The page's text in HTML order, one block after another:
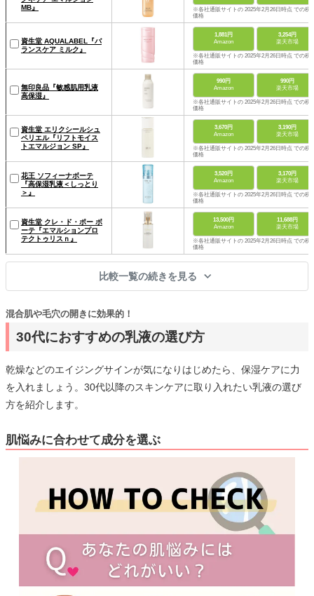
MB』
※各社通販サイトの 2025年2月26日時点 での税
価格
資生堂 AQUALABEL『バ
ランスケア ミルク』
1,881円
Amazon
3,254円
楽天市場
※各社通販サイトの 2025年2月26日時点 での税
価格
無印良品『敏感肌用乳液
高保湿』
990円
Amazon
990円
楽天市場
※各社通販サイトの 2025年2月26日時点 での税
価格
資生堂 エリクシールシュ
ペリエル『リフトモイス
トエマルジョン SP』
3,670円
Amazon
3,190円
楽天市場
※各社通販サイトの 2025年2月26日時点 での税
価格
花王 ソフィーナボーテ
『高保湿乳液＜しっとり
＞』
3,520円
Amazon
3,170円
楽天市場
※各社通販サイトの 2025年2月26日時点 での税
価格
資生堂 クレ・ド・ポー ボ
ーテ『エマルションプロ
テクトゥリスｎ』
13,500円
Amazon
11,688円
楽天市場
※各社通販サイトの 2025年2月26日時点 での税
価格
比較一覧の続きを見る
30代におすすめの乳液の選び方
混合肌や毛穴の開きに効果的！
乾燥などのエイジングサインが気になりはじめたら、保湿ケアに力
を入れましょう。30代以降のスキンケアに取り入れたい乳液の選び
方を紹介します。
肌悩みに合わせて成分を選ぶ